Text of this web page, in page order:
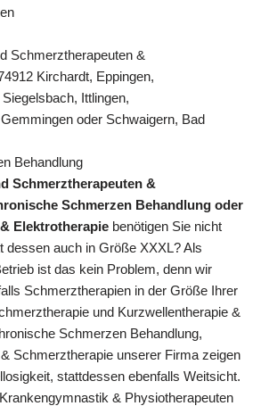
Schmerztherapeuten &
Kirchardt, Eppingen,
Ittlingen,
oder Schwaigern, Bad
Behandlung
Schmerztherapeuten &
Schmerzen Behandlung oder
Elektrotherapie benötigen Sie nicht
dessen auch in Größe XXXL? Als
ist das kein Problem, denn wir
Schmerztherapien in der Größe Ihrer
und Kurzwellentherapie &
Schmerzen Behandlung,
Schmerztherapie unserer Firma zeigen
stattdessen ebenfalls Weitsicht.
& Physiotherapeuten